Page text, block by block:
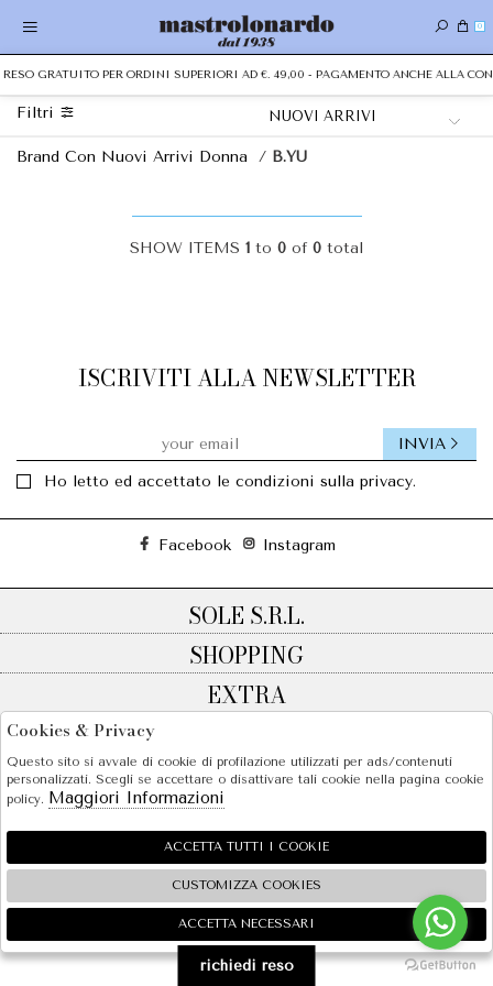
0
GRATUITO PER ORDINI SUPERIORI AD €. 49,00 - PAGAMENTO ANCHE ALLA
Filtri
Brand Con Nuovi Arrivi Donna / B.YU
SHOW ITEMS 1 to 0 of 0 total
ISCRIVITI ALLA NEWSLETTER
Ho letto ed accettato le condizioni sulla privacy.
INVIA
Facebook Instagram
SOLE S.R.L.
SHOPPING
EXTRA
2026 SOLE S.R.L. - P.iva : 07456781215 Powered byAteliersocietàgruppo Zucchetti
🍪
richiedi reso
Cookies & Privacy
Questo sito si avvale di cookie di profilazione utilizzati per ads/contenuti
personalizzati. Scegli se accettare o disattivare tali cookie nella pagina cookie
policy. Maggiori Informazioni
ACCETTA TUTTI I COOKIE
CUSTOMIZZA COOKIES
ACCETTA NECESSARI